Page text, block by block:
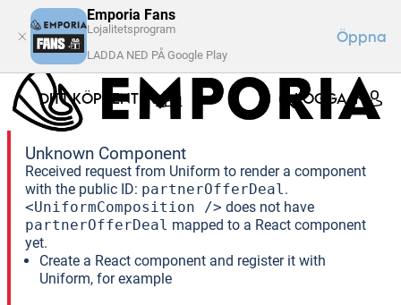
Emporia Fans
Lojalitetsprogram
LADDA NED PÅ Google Play
Öppna
DITT KÖPCENTER LOGGA IN
Unknown Component
Received request from Uniform to render a component
with the public ID: partnerOfferDeal.
<UniformComposition /> does not have
partnerOfferDeal mapped to a React component
yet.
Create a React component and register it with
Uniform, for example